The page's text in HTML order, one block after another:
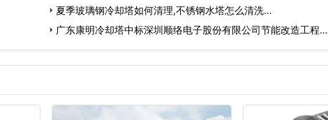
夏季玻璃钢冷却塔如何清理,不锈钢水塔怎么清洗…
广东康明冷却塔中标深圳顺络电子股份有限公司节能改造工程…